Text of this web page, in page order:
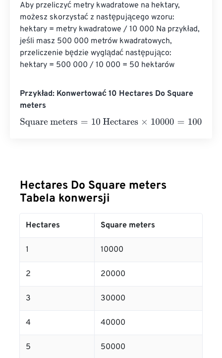
Aby przeliczyć metry kwadratowe na hektary,
możesz skorzystać z następującego wzoru:
hektary = metry kwadratowe / 10 000 Na przykład,
jeśli masz 500 000 metrów kwadratowych,
przeliczenie będzie wyglądać następująco:
hektary = 500 000 / 10 000 = 50 hektarów
Przykład: Konwertować 10 Hectares Do Square
meters
Square meters= 10 Hectares×10000 =100000 Square
Hectares Do Square meters
Tabela konwersji
Hectares Square meters
1 10000
2 20000
3 30000
4 40000
5 50000